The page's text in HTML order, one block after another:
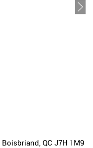
Boisbriand, QC J7H 1M9